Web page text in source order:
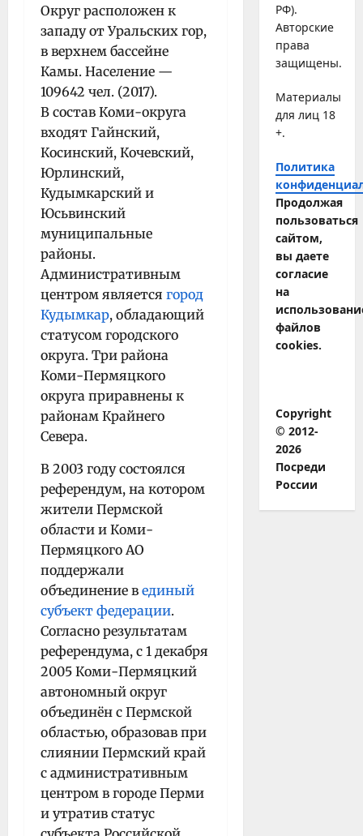
Округ расположен к
западу от Уральских гор,
в верхнем бассейне
Камы. Население —
109642 чел. (2017).
В состав Коми-округа
входят Гайнский,
Косинский, Кочевский,
Юрлинский,
Кудымкарский и
Юсьвинский
муниципальные
районы.
Административным
центром является город
Кудымкар, обладающий
статусом городского
округа. Три района
Коми-Пермяцкого
округа приравнены к
районам Крайнего
Севера.
В 2003 году состоялся
референдум, на котором
жители Пермской
области и Коми-
Пермяцкого АО
поддержали
объединение в единый
субъект федерации.
Согласно результатам
референдума, с 1 декабря
2005 Коми-Пермяцкий
автономный округ
объединён с Пермской
областью, образовав при
слиянии Пермский край
с административным
центром в городе Перми
и утратив статус
РФ).
Авторские
права
защищены.
Материалы
для лиц 18
+.
Политика
Продолжая
пользоваться
сайтом,
вы даете
согласие
на
файлов
cookies.
Copyright
© 2012-
2026
Посреди
России